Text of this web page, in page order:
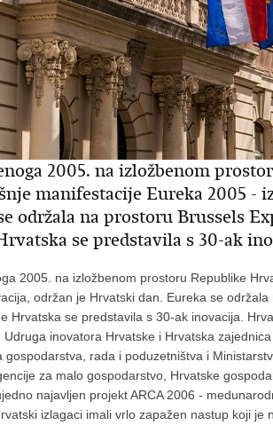
2005. na izložbenom
manifestacije Eureka 2005 -
održala na prostoru Brussels
se predstavila s 30-ak
2005. na izložbenom prostoru Republike
održan je Hrvatski dan. Eureka se
Hrvatska se predstavila s 30-ak inovacija.
Udruga inovatora Hrvatske i Hrvatska
gospodarstva, rada i poduzetništva i
za malo gospodarstvo, Hrvatske
najavljen projekt ARCA 2006 -
izlagaci imali vrlo zapažen nastup koji